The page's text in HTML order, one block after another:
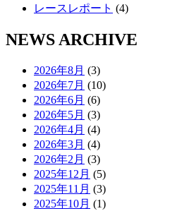
レースレポート (4)
NEWS ARCHIVE
2026年8月 (3)
2026年7月 (10)
2026年6月 (6)
2026年5月 (3)
2026年4月 (4)
2026年3月 (4)
2026年2月 (3)
2025年12月 (5)
2025年11月 (3)
2025年10月 (1)